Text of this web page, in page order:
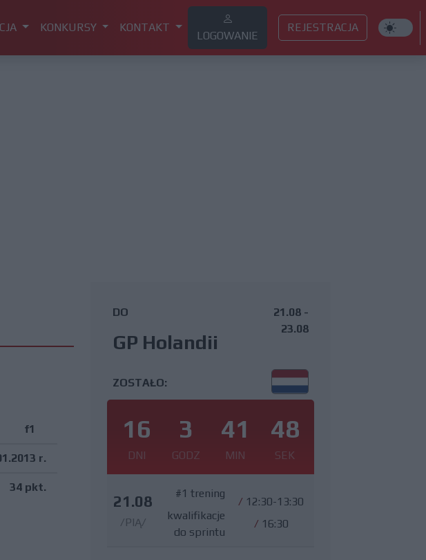
KONKURSY KONTAKT
LOGOWANIE
REJESTRACJA
f1
r.
34 pkt.
DO
GP Holandii
21.08 -
23.08
ZOSTAŁO:
16
DNI
3
GODZ
41
MIN
47
SEK
21.08
/PIĄ/
#1 trening
kwalifikacje
do sprintu
/ 12:30-13:30
/ 16:30